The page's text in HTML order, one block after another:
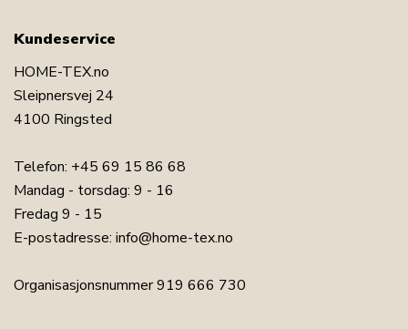
Kundeservice
HOME-TEX.no
Sleipnersvej 24
4100 Ringsted
Telefon: +45 69 15 86 68
Mandag - torsdag: 9 - 16
Fredag 9 - 15
E-postadresse: info@home-tex.no
Organisasjonsnummer 919 666 730